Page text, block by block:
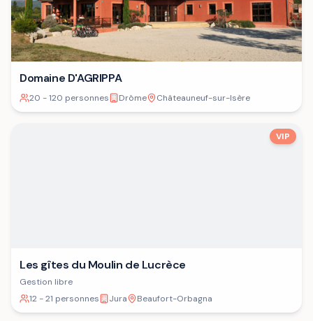
Domaine D'AGRIPPA
20 - 120 personnes Drôme Châteauneuf-sur-Isère
VIP
Les gîtes du Moulin de Lucrèce
Gestion libre
12 - 21 personnes
Jura Beaufort-Orbagna